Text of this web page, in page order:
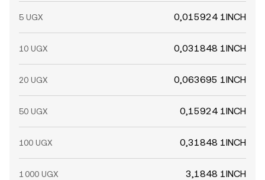
5 UGX 0,015924 1INCH
10 UGX 0,031848 1INCH
20 UGX 0,063695 1INCH
50 UGX 0,15924 1INCH
100 UGX 0,31848 1INCH
1 000 UGX 3,1848 1INCH